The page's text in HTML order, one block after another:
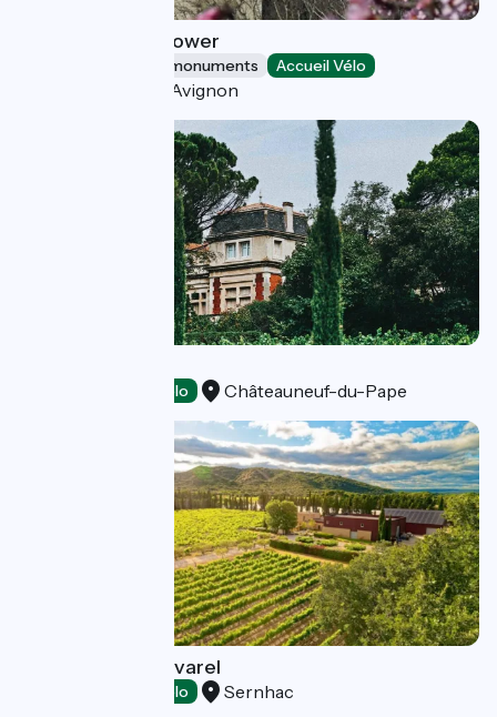
Philippe-le-Bel Tower
Sites and historical monuments Accueil Vélo
Villeneuve-lès-Avignon
Accueil Vélo Châteauneuf-du-Pape
Domaine de Poulvarel
Accueil Vélo Sernhac